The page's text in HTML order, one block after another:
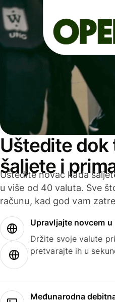
Uštedite dok
šaljete i
Uštedite novac kada
u više od 40 valuta. Sve
računu, kad god vam
Upravljajte novcem
Držite svoje valute
pretvarajte ih u
Međunarodna